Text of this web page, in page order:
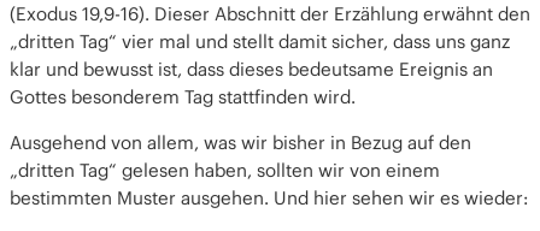
(Exodus 19,9-16). Dieser Abschnitt der Erzählung erwähnt den
„dritten Tag“ vier mal und stellt damit sicher, dass uns ganz
klar und bewusst ist, dass dieses bedeutsame Ereignis an
Gottes besonderem Tag stattfinden wird.
Ausgehend von allem, was wir bisher in Bezug auf den
„dritten Tag“ gelesen haben, sollten wir von einem
bestimmten Muster ausgehen. Und hier sehen wir es wieder: